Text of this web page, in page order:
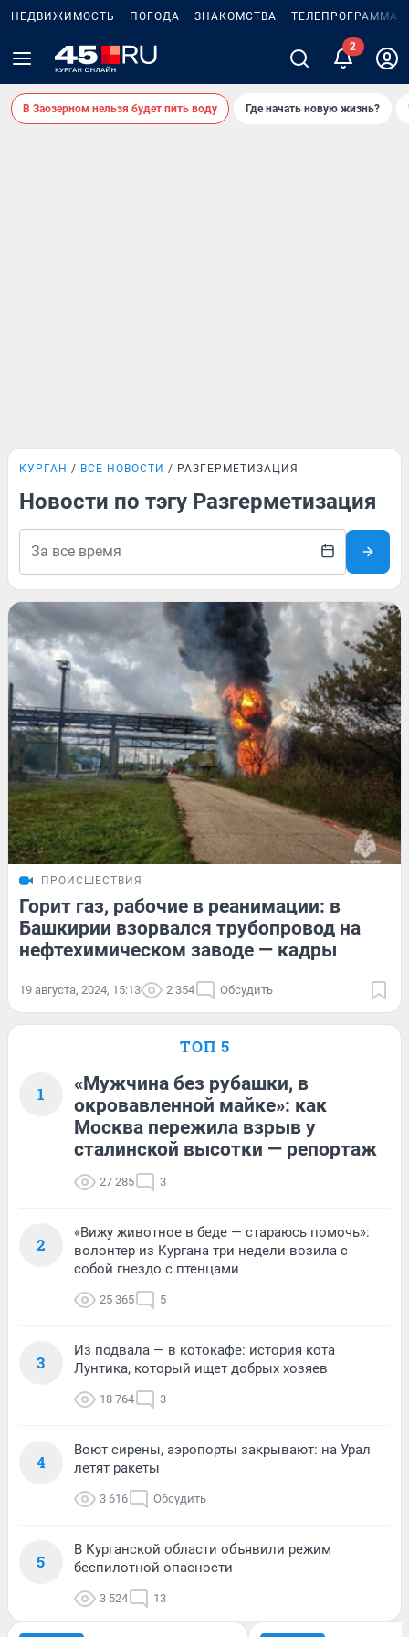
НЕДВИЖИМОСТЬ ПОГОДА ЗНАКОМСТВА ТЕЛЕПРОГРАММА
2
В Заозерном нельзя будет пить воду Где начать новую жизнь?
КУРГАН ВСЕ НОВОСТИ РАЗГЕРМЕТИЗАЦИЯ
Новости по тэгу Разгерметизация
ПРОИСШЕСТВИЯ
Горит газ, рабочие в реанимации: в
Башкирии взорвался трубопровод на
нефтехимическом заводе — кадры
19 августа, 2024, 15:13 2 354 Обсудить
ТОП 5
1
«Мужчина без рубашки, в
окровавленной майке»: как
Москва пережила взрыв у
сталинской высотки — репортаж
27 285 3
2
«Вижу животное в беде — стараюсь помочь»:
волонтер из Кургана три недели возила с
собой гнездо с птенцами
25 365 5
3
Из подвала — в котокафе: история кота
Лунтика, который ищет добрых хозяев
18 764 3
4
Воют сирены, аэропорты закрывают: на Урал
летят ракеты
3 616 Обсудить
5
В Курганской области объявили режим
беспилотной опасности
3 524 13